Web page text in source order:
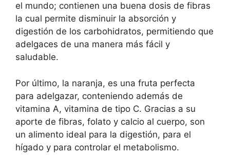
el mundo; contienen una buena dosis de fibras
la cual permite disminuir la absorción y
digestión de los carbohidratos, permitiendo que
adelgaces de una manera más fácil y
saludable.
Por último, la naranja, es una fruta perfecta
para adelgazar, conteniendo además de
vitamina A, vitamina de tipo C. Gracias a su
aporte de fibras, folato y calcio al cuerpo, son
un alimento ideal para la digestión, para el
hígado y para controlar el metabolismo.